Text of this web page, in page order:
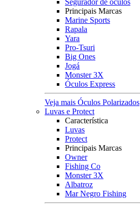
Segurador de óculos
Principais Marcas
Marine Sports
Rapala
Yara
Pro-Tsuri
Big Ones
Jogá
Monster 3X
Óculos Express
Veja mais Óculos Polarizados
Luvas e Protect
Característica
Luvas
Protect
Principais Marcas
Owner
Fishing Co
Monster 3X
Albatroz
Mar Negro Fishing